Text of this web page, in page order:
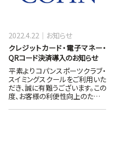
クレジットカード・電子マネー・
QRコード決済導入のお知らせ
2022.4.22 お知らせ
平素よりコパンスポーツクラブ・
スイミングスクールをご利用いた
だき、誠に有難うございます。この
度、お客様の利便性向上のた…